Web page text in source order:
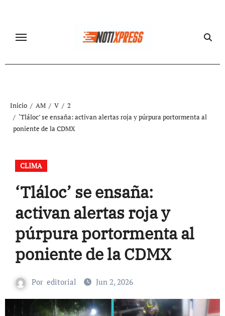
contenido
Inicio AM V
2
‘Tláloc’ se ensaña: activan alertas roja y púrpura portormenta al
poniente de la CDMX
CLIMA
‘Tláloc’ se ensaña:
activan alertas roja y
púrpura portormenta al
poniente de la CDMX
Por editorial Jun 2, 2026